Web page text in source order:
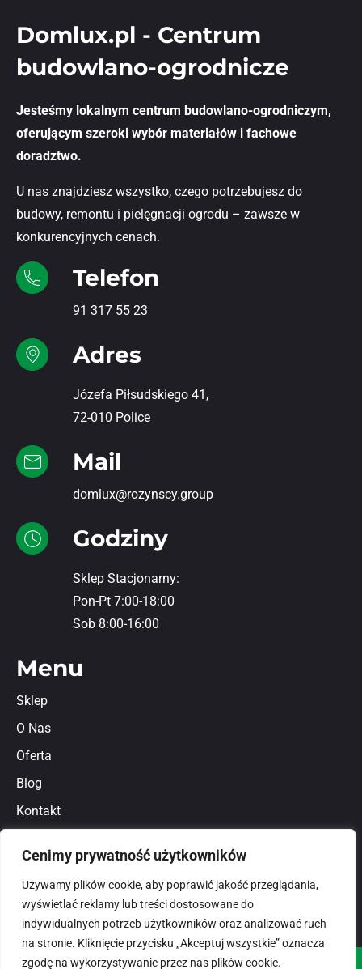
Cenimy prywatność użytkowników
Używamy plików cookie, aby poprawić jakość przeglądania,
wyświetlać reklamy lub treści dostosowane do
indywidualnych potrzeb użytkowników oraz analizować ruch
na stronie. Kliknięcie przycisku „Akceptuj wszystkie” oznacza
zgodę na wykorzystywanie przez nas plików cookie.
Domlux.pl - Centrum
budowlano-ogrodnicze
Jesteśmy lokalnym centrum budowlano-ogrodniczym,
oferującym szeroki wybór materiałów i fachowe
doradztwo.
U nas znajdziesz wszystko, czego potrzebujesz do
budowy, remontu i pielęgnacji ogrodu – zawsze w
konkurencyjnych cenach.
Telefon
91 317 55 23
Adres
Józefa Piłsudskiego 41,
72-010 Police
Mail
domlux@rozynscy.group
Godziny
Sklep Stacjonarny:
Pon-Pt 7:00-18:00
Sob 8:00-16:00
Menu
Sklep
O Nas
Oferta
Blog
Kontakt
Polityka prywatności